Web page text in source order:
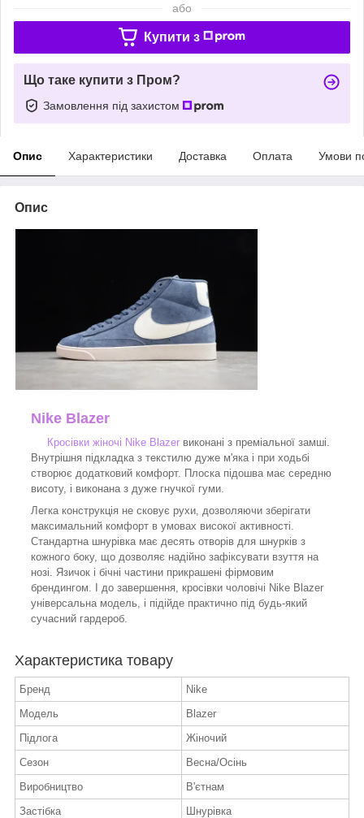
або
Купити з
Що таке купити з Пром?
Замовлення під захистом
Опис Характеристики Доставка Оплата Умови
Опис
Nike Blazer
Кросівки жіночі Nike Blazer виконані з преміальної замші.
Внутрішня підкладка з текстилю дуже м'яка і при ходьбі
створює додатковий комфорт. Плоска підошва має середню
висоту, і виконана з дуже гнучкої гуми.
Легка конструкція не сковує рухи, дозволяючи зберігати
максимальний комфорт в умовах високої активності.
Стандартна шнурівка має десять отворів для шнурків з
кожного боку, що дозволяє надійно зафіксувати взуття на
нозі. Язичок і бічні частини прикрашені фірмовим
брендингом. І до завершення, кросівки чоловічі Nike Blazer
універсальна модель, і підійде практично під будь-який
сучасний гардероб.
Характеристика товару
Бренд
Nike
Модель
Blazer
Підлога
Жіночий
Сезон
Весна/Осінь
Виробництво
В'єтнам
Застібка
Шнурівка